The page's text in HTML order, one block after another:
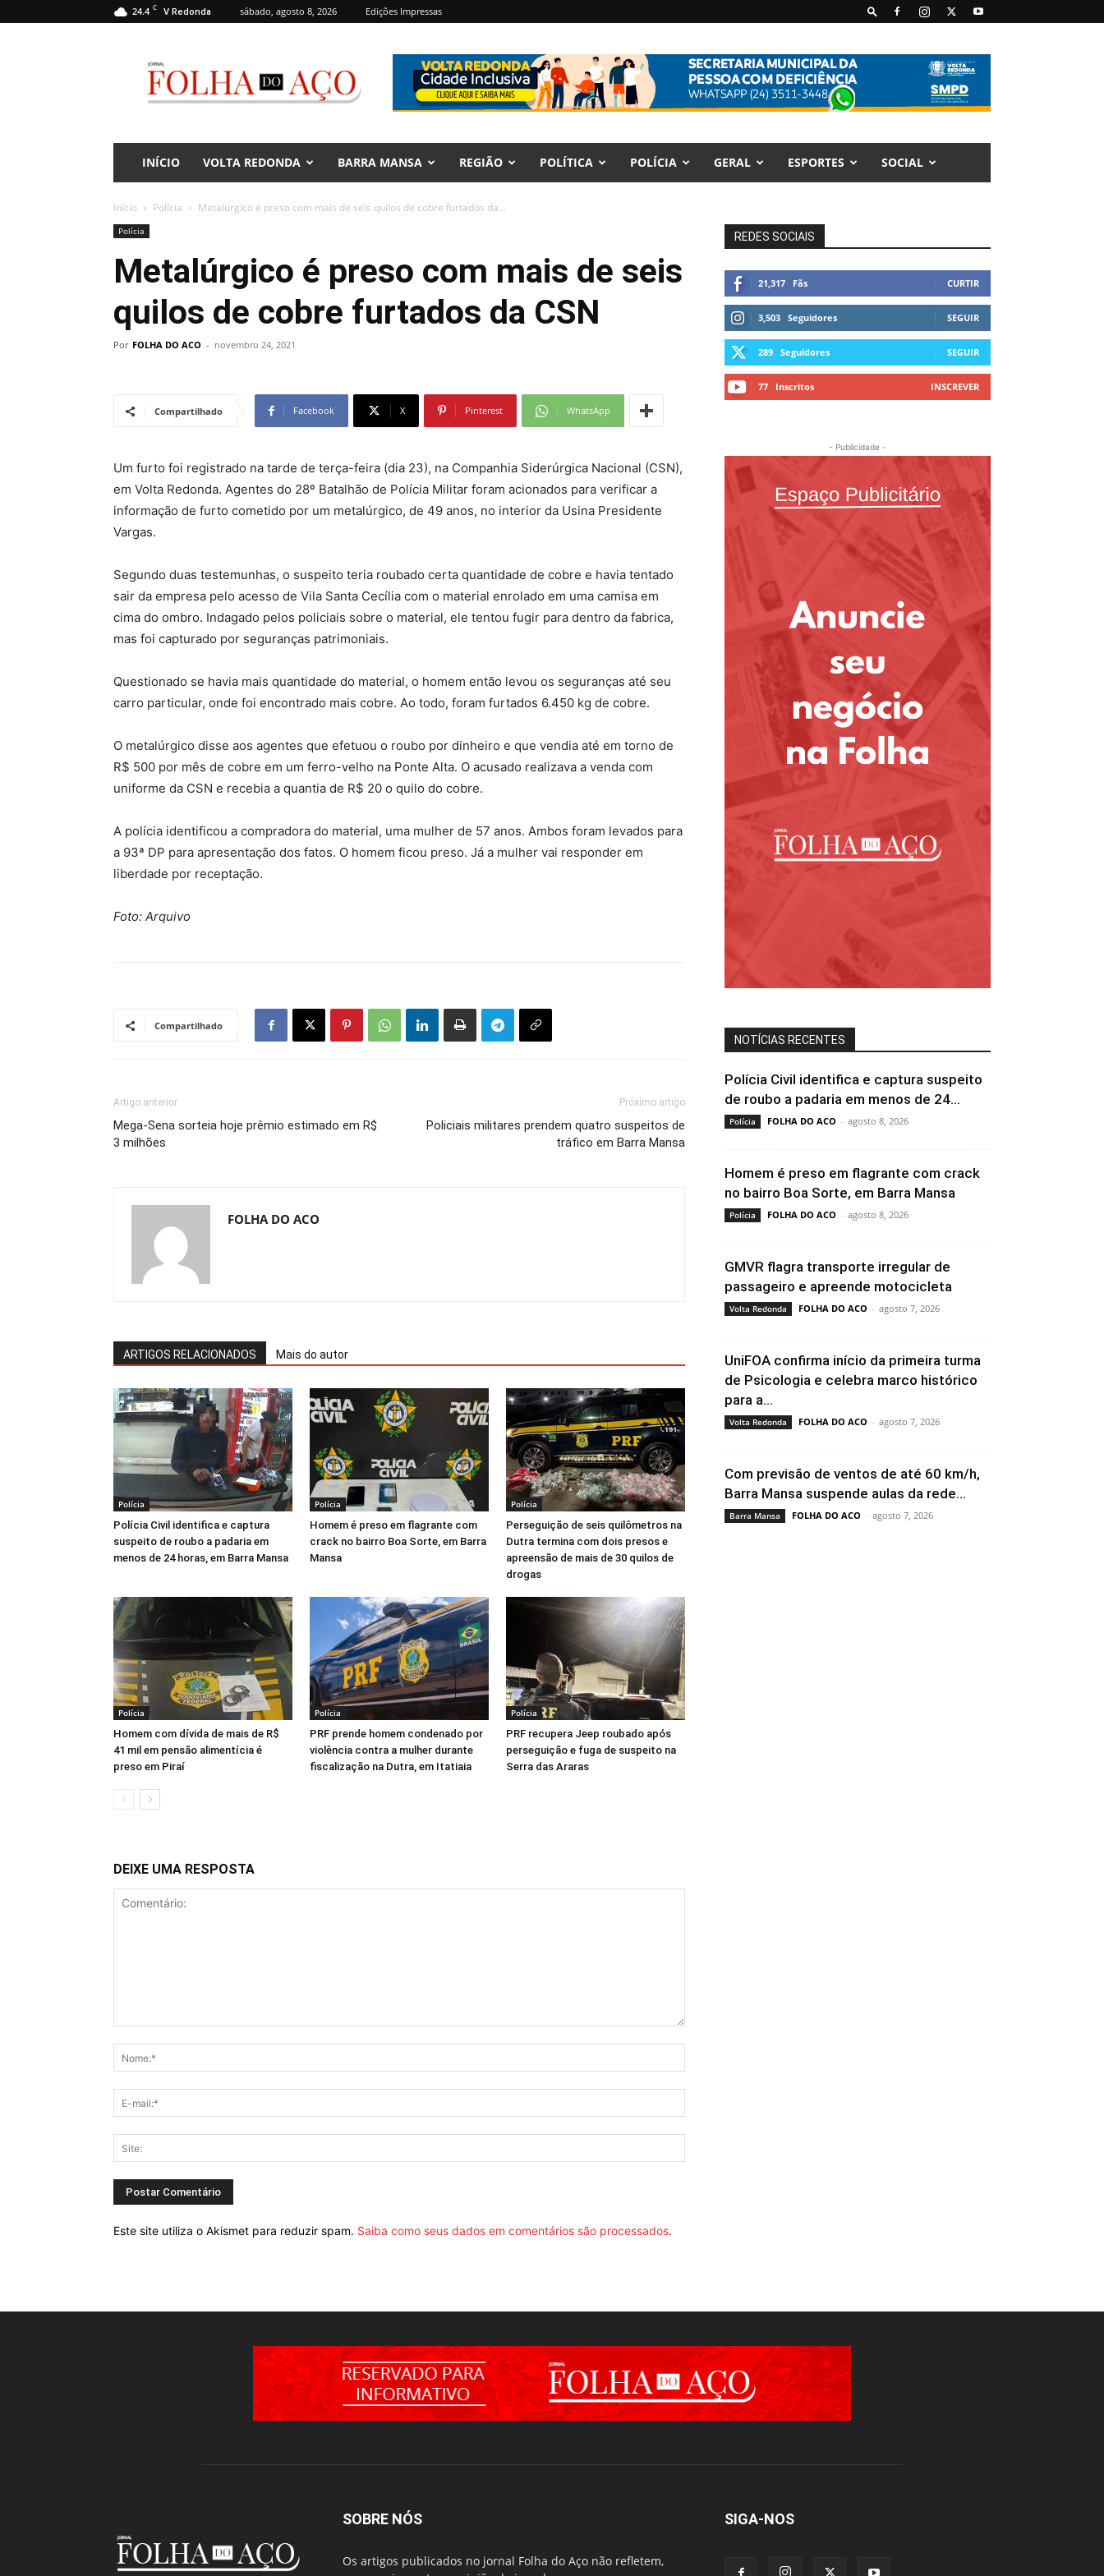
24.4 C V Redonda sábado, agosto 8, 2026 Edições Impressas
Folha
do
Aço
INÍCIO VOLTA REDONDA BARRA MANSA REGIÃO POLÍTICA POLÍCIA GERAL ESPORTES SOCIAL
Início Polícia Metalúrgico é preso com mais de seis quilos de cobre furtados da...
Polícia
Metalúrgico é preso com mais de seis
quilos de cobre furtados da CSN
Por FOLHA DO ACO - novembro 24, 2021
Compartilhado Facebook X Pinterest WhatsApp
Um furto foi registrado na tarde de terça-feira (dia 23), na Companhia Siderúrgica Nacional (CSN),
em Volta Redonda. Agentes do 28º Batalhão de Polícia Militar foram acionados para verificar a
informação de furto cometido por um metalúrgico, de 49 anos, no interior da Usina Presidente
Vargas.
Segundo duas testemunhas, o suspeito teria roubado certa quantidade de cobre e havia tentado
sair da empresa pelo acesso de Vila Santa Cecília com o material enrolado em uma camisa em
cima do ombro. Indagado pelos policiais sobre o material, ele tentou fugir para dentro da fabrica,
mas foi capturado por seguranças patrimoniais.
Questionado se havia mais quantidade do material, o homem então levou os seguranças até seu
carro particular, onde foi encontrado mais cobre. Ao todo, foram furtados 6.450 kg de cobre.
O metalúrgico disse aos agentes que efetuou o roubo por dinheiro e que vendia até em torno de
R$ 500 por mês de cobre em um ferro-velho na Ponte Alta. O acusado realizava a venda com
uniforme da CSN e recebia a quantia de R$ 20 o quilo do cobre.
A polícia identificou a compradora do material, uma mulher de 57 anos. Ambos foram levados para
a 93ª DP para apresentação dos fatos. O homem ficou preso. Já a mulher vai responder em
liberdade por receptação.
Foto: Arquivo
Compartilhado
Artigo anterior
Mega-Sena sorteia hoje prêmio estimado em R$
3 milhões
Próximo artigo
Policiais militares prendem quatro suspeitos de
tráfico em Barra Mansa
FOLHA DO ACO
ARTIGOS RELACIONADOS Mais do autor
Polícia
Polícia Civil identifica e captura
suspeito de roubo a padaria em
menos de 24 horas, em Barra Mansa
Polícia
Homem é preso em flagrante com
crack no bairro Boa Sorte, em Barra
Mansa
Polícia
Perseguição de seis quilômetros na
Dutra termina com dois presos e
apreensão de mais de 30 quilos de
drogas
Polícia
Homem com dívida de mais de R$
41 mil em pensão alimentícia é
preso em Piraí
Polícia
PRF prende homem condenado por
violência contra a mulher durante
fiscalização na Dutra, em Itatiaia
Polícia
PRF recupera Jeep roubado após
perseguição e fuga de suspeito na
Serra das Araras
DEIXE UMA RESPOSTA
Este site utiliza o Akismet para reduzir spam. Saiba como seus dados em comentários são processados.
REDES SOCIAIS
21,317 Fãs CURTIR
3,503 Seguidores SEGUIR
289 Seguidores SEGUIR
77 Inscritos INSCREVER
- Publicidade -
NOTÍCIAS RECENTES
Polícia Civil identifica e captura suspeito
de roubo a padaria em menos de 24...
Polícia FOLHA DO ACO - agosto 8, 2026
Homem é preso em flagrante com crack
no bairro Boa Sorte, em Barra Mansa
Polícia FOLHA DO ACO - agosto 8, 2026
GMVR flagra transporte irregular de
passageiro e apreende motocicleta
Volta Redonda FOLHA DO ACO - agosto 7, 2026
UniFOA confirma início da primeira turma
de Psicologia e celebra marco histórico
para a...
Volta Redonda FOLHA DO ACO - agosto 7, 2026
Com previsão de ventos de até 60 km/h,
Barra Mansa suspende aulas da rede...
Barra Mansa FOLHA DO ACO - agosto 7, 2026
SOBRE NÓS
Os artigos publicados no jornal Folha do Aço não refletem,
SIGA-NOS